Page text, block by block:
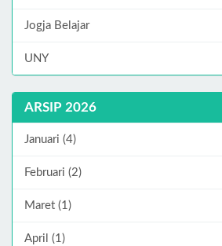
Jogja Belajar
UNY
ARSIP 2026
Januari (4)
Februari (2)
Maret (1)
April (1)